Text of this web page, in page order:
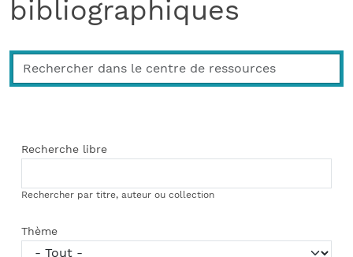
bibliographiques
Recherche libre
Rechercher par titre, auteur ou collection
Thème